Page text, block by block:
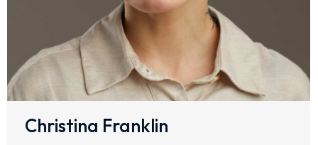
Christina Franklin